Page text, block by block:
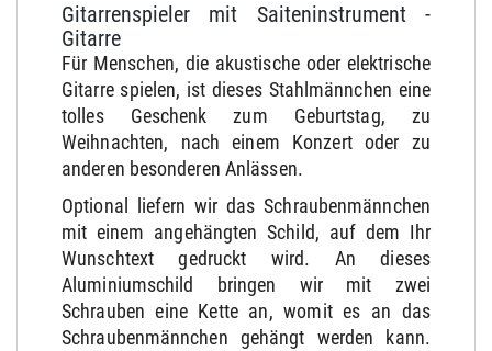
Gitarrenspieler mit Saiteninstrument -
Gitarre
Für Menschen, die akustische oder elektrische
Gitarre spielen, ist dieses Stahlmännchen eine
tolles Geschenk zum Geburtstag, zu
Weihnachten, nach einem Konzert oder zu
anderen besonderen Anlässen.
Optional liefern wir das Schraubenmännchen
mit einem angehängten Schild, auf dem Ihr
Wunschtext gedruckt wird. An dieses
Aluminiumschild bringen wir mit zwei
Schrauben eine Kette an, womit es an das
Schraubenmännchen gehängt werden kann.